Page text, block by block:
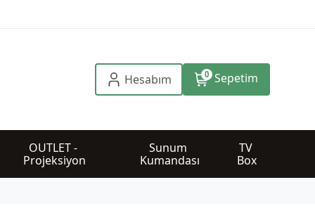
Hesabım 0 Sepetim
OUTLET -
Projeksiyon
Sunum
Kumandası
TV
Box